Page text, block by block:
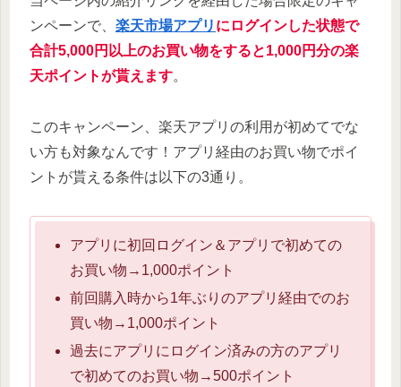
ンペーンで、 楽天市場アプリ にログインした状態で
合計5,000円以上のお買い物をすると1,000円分の楽
天ポイントが貰えます。
このキャンペーン、楽天アプリの利用が初めてでな
い方も対象なんです！アプリ経由のお買い物でポイ
ントが貰える条件は以下の3通り。
アプリに初回ログイン＆アプリで初めての
お買い物→1,000ポイント
前回購入時から1年ぶりのアプリ経由でのお
買い物→1,000ポイント
過去にアプリにログイン済みの方のアプリ
で初めてのお買い物→500ポイント